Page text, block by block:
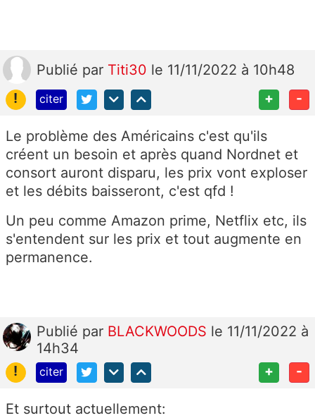
Publié par Titi30 le 11/11/2022 à 10h48
!
citer + -
Le problème des Américains c'est qu'ils
créent un besoin et après quand Nordnet et
consort auront disparu, les prix vont exploser
et les débits baisseront, c'est qfd !
Un peu comme Amazon prime, Netflix etc, ils
s'entendent sur les prix et tout augmente en
permanence.
Publié par BLACKWOODS le 11/11/2022 à
14h34
!
citer + -
Et surtout actuellement: